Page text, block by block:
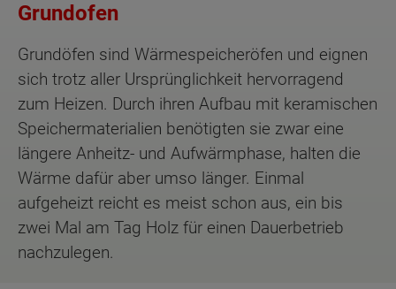
Grundofen
Grundöfen sind Wärmespeicheröfen und eignen
sich trotz aller Ursprünglichkeit hervorragend
zum Heizen. Durch ihren Aufbau mit keramischen
Speichermaterialien benötigten sie zwar eine
längere Anheitz- und Aufwärmphase, halten die
Wärme dafür aber umso länger. Einmal
aufgeheizt reicht es meist schon aus, ein bis
zwei Mal am Tag Holz für einen Dauerbetrieb
nachzulegen.